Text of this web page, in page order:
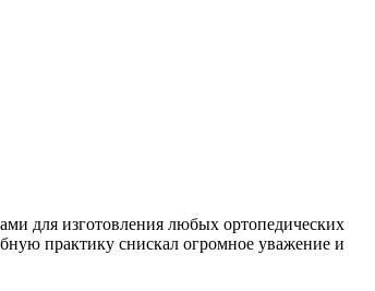
для изготовления любых ортопедических
практику снискал огромное уважение и